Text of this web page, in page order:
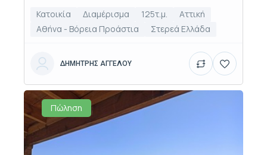
Κατοικία Διαμέρισμα 125τ.μ.
Αττική
Αθήνα - Βόρεια Προάστια
Στερεά Ελλάδα
ΔΗΜΗΤΡΗΣ ΑΓΓΕΛΟΥ
Πώληση